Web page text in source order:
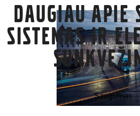
Daugiau apie
sistemas ir
Saugumas